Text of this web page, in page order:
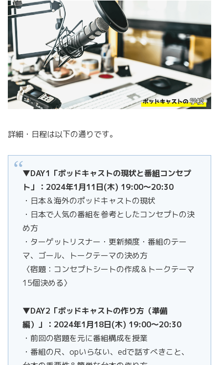
詳細・日程は以下の通りです。
▼DAY1「ポッドキャストの現状と番組コンセプ
ト」：2024年1月11日(木) 19:00～20:30
・日本＆海外のポッドキャストの現状
・日本で人気の番組を参考としたコンセプトの決
め方
・ターゲットリスナー・更新頻度・番組のテー
マ、ゴール、トークテーマの決め方
〈宿題：コンセプトシートの作成＆トークテーマ
15個決める〉
▼DAY2「ポッドキャストの作り方（準備
編）」：2024年1月18日(木) 19:00～20:30
・前回の宿題を元に番組構成を授業
・番組の尺、opいらない、edで話すべきこと、